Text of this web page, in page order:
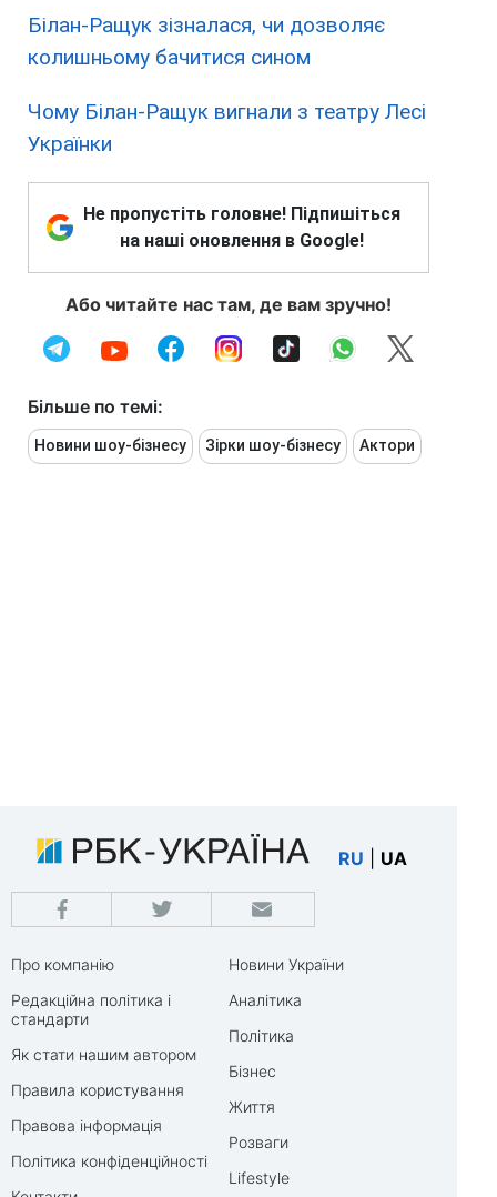
Білан-Ращук зізналася, чи дозволяє
колишньому бачитися сином
Чому Білан-Ращук вигнали з театру Лесі
Українки
Не пропустіть головне! Підпишіться
на наші оновлення в Google!
Або читайте нас там, де вам зручно!
Більше по темі:
Новини шоу-бізнесу Зірки шоу-бізнесу Актори
RU UA
Про компанію
Редакційна політика і
стандарти
Як стати нашим автором
Правила користування
Правова інформація
Політика конфіденційності
Новини України
Аналітика
Політика
Бізнес
Життя
Розваги
Lifestyle